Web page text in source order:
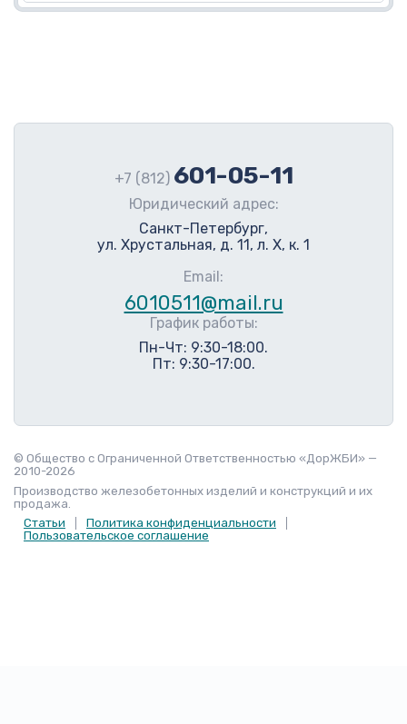
+7 (812) 601-05-11
Юридический адрес:
Санкт-Петербург,
ул. Хрустальная, д. 11, л. Х, к. 1
Email:
6010511@mail.ru
График работы:
Пн-Чт: 9:30-18:00.
Пт: 9:30-17:00.
© Общество с Ограниченной Ответственностью «ДорЖБИ» —
2010-2026
Производство железобетонных изделий и конструкций и их
продажа.
Статьи
Политика конфиденциальности
Пользовательское соглашение